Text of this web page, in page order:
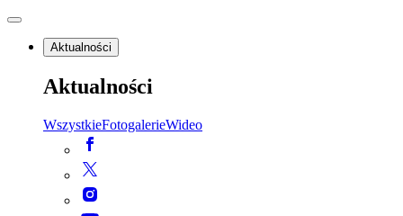
Aktualności
Aktualności
WszystkieFotogalerieWideo